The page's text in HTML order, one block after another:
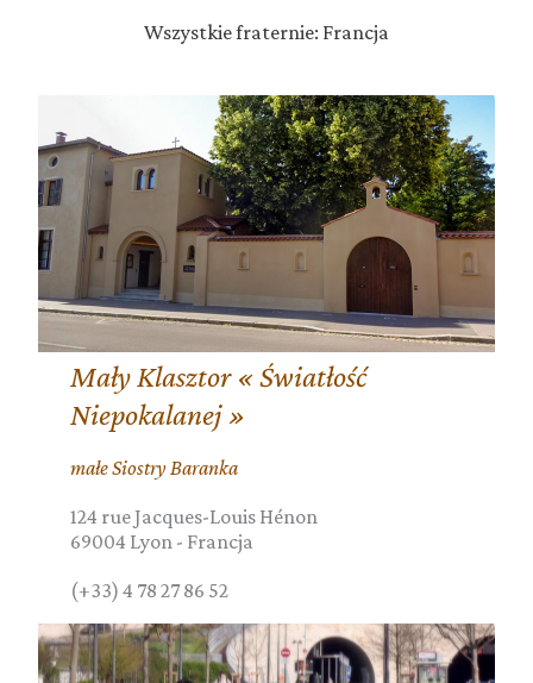
Wszystkie fraternie: Francja
Mały Klasztor « Światłość
Niepokalanej »
małe Siostry Baranka
124 rue Jacques-Louis Hénon
69004 Lyon - Francja
(+33) 4 78 27 86 52